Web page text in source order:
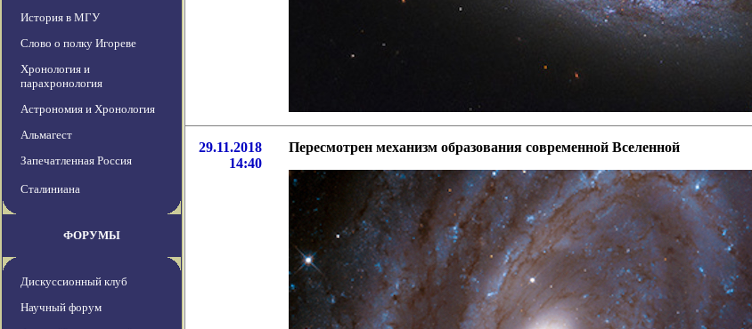
История в МГУ
Слово о полку Игореве
Хронология и
парахронология
Астрономия и Хронология
Альмагест
Запечатленная Россия
Сталиниана
ФОРУМЫ
Дискуссионный клуб
Научный форум
29.11.2018
14:40
Пересмотрен механизм образования современной Вселенной